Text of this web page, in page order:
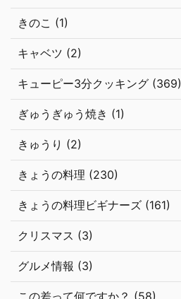
きのこ (1)
キャベツ (2)
キューピー3分クッキング (369)
ぎゅうぎゅう焼き (1)
きゅうり (2)
きょうの料理 (230)
きょうの料理ビギナーズ (161)
クリスマス (3)
グルメ情報 (3)
この差って何ですか？ (58)